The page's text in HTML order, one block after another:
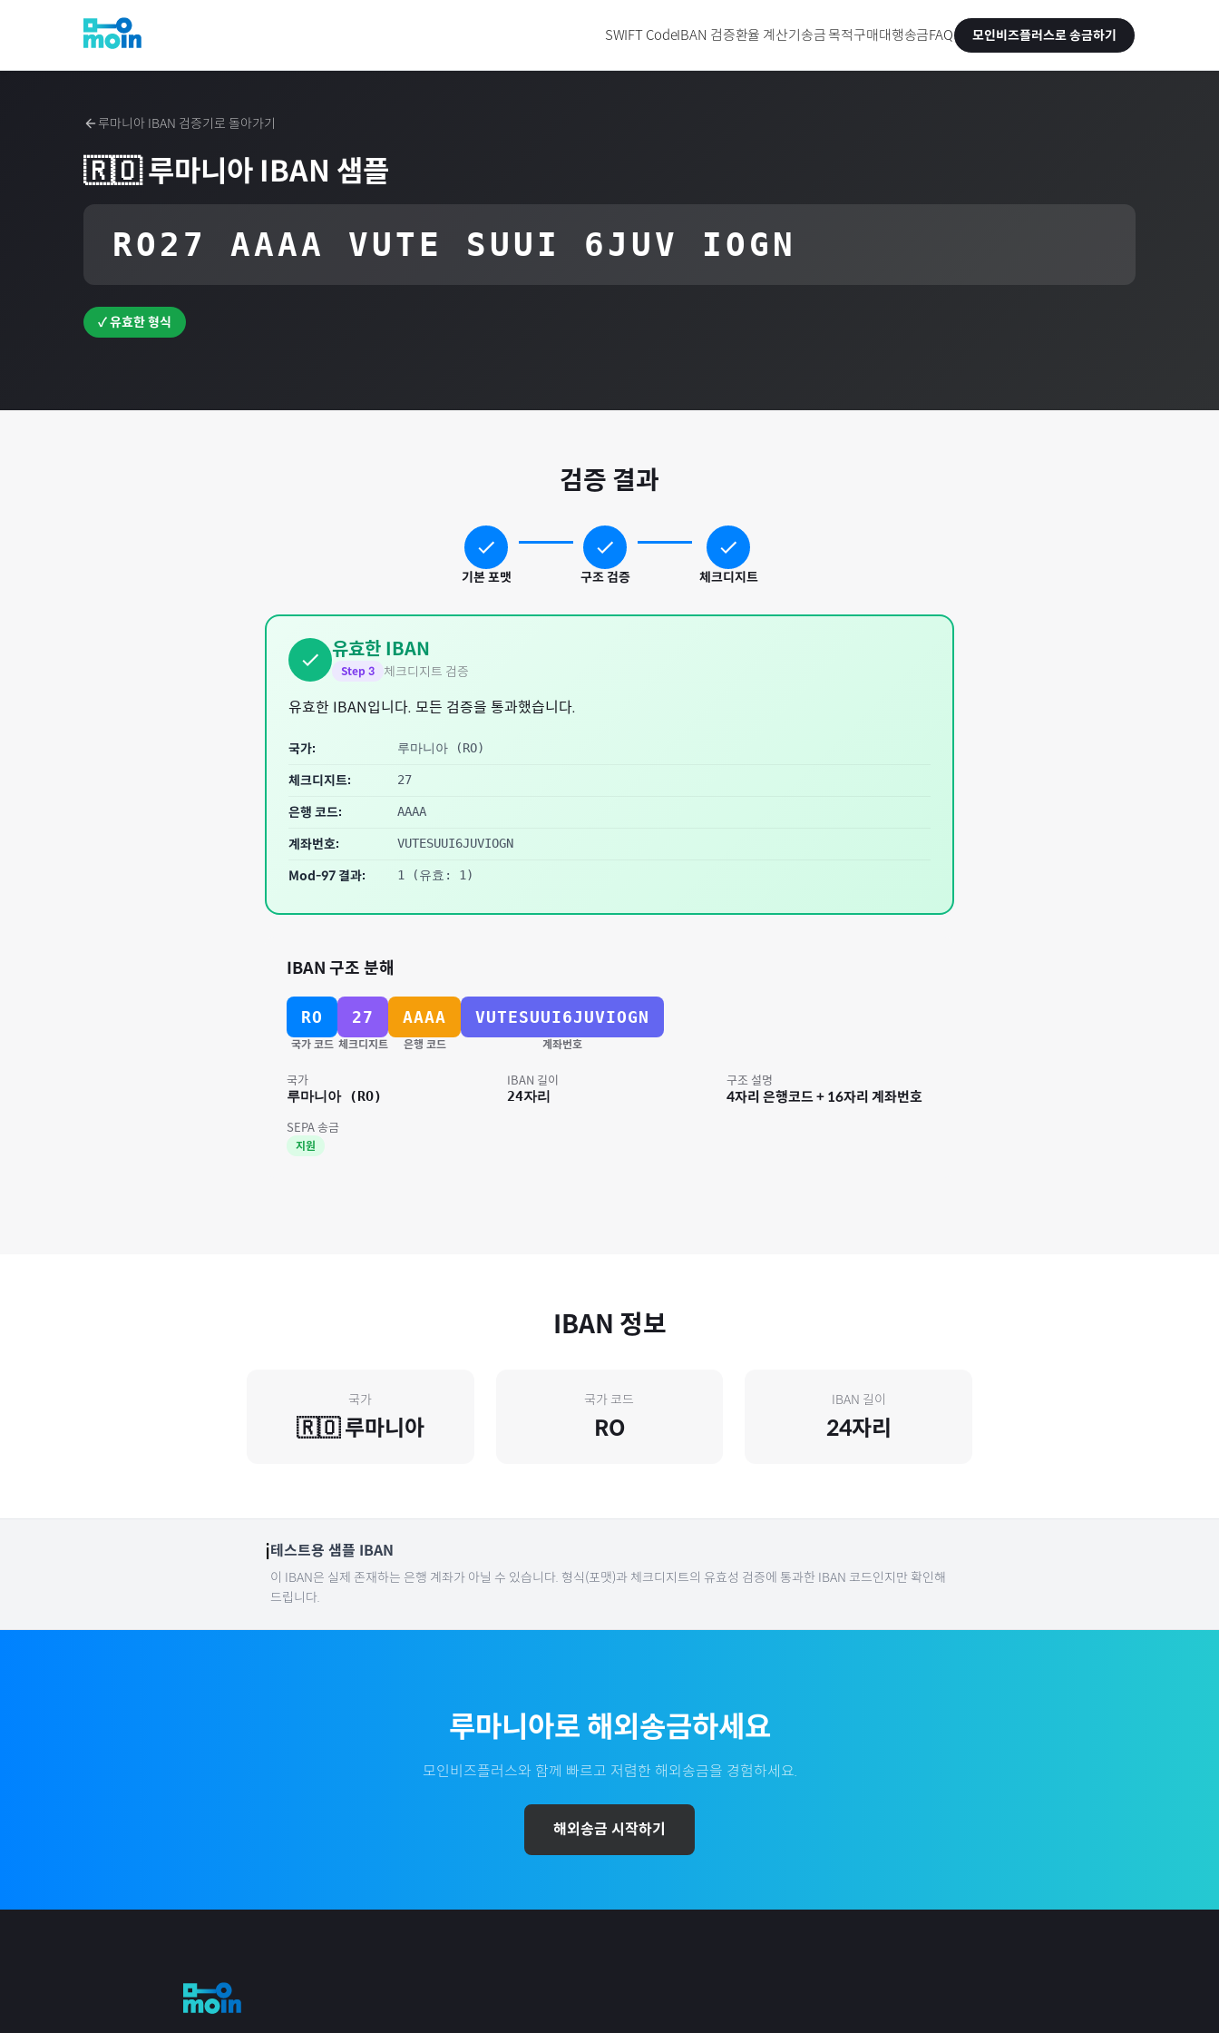
SWIFT CodeIBAN 검증환율 계산기송금 목적구매대행송금FAQ 모인비즈플러스로 송금하기
루마니아 IBAN 검증기로 돌아가기
🇷🇴 루마니아 IBAN 샘플
RO27 AAAA VUTE SUUI 6JUV IOGN
✓ 유효한 형식
검증 결과
기본 포맷 구조 검증 체크디지트
유효한 IBAN
Step 3 체크디지트 검증
유효한 IBAN입니다. 모든 검증을 통과했습니다.
국가: 루마니아 (RO)
체크디지트: 27
은행 코드: AAAA
계좌번호: VUTESUUI6JUVIOGN
Mod-97 결과: 1 (유효: 1)
IBAN 구조 분해
RO
국가 코드
27
체크디지트
AAAA
은행 코드
VUTESUUI6JUVIOGN
계좌번호
국가
루마니아(RO)
IBAN 길이
24자리
구조 설명
4자리 은행코드 + 16자리 계좌번호
SEPA 송금
지원
IBAN 정보
국가
🇷🇴 루마니아
국가 코드
RO
IBAN 길이
24자리
ℹ️테스트용 샘플 IBAN
이 IBAN은 실제 존재하는 은행 계좌가 아닐 수 있습니다. 형식(포맷)과 체크디지트의 유효성 검증에 통과한 IBAN 코드인지만 확인해
드립니다.
루마니아로 해외송금하세요
모인비즈플러스와 함께 빠르고 저렴한 해외송금을 경험하세요.
해외송금 시작하기